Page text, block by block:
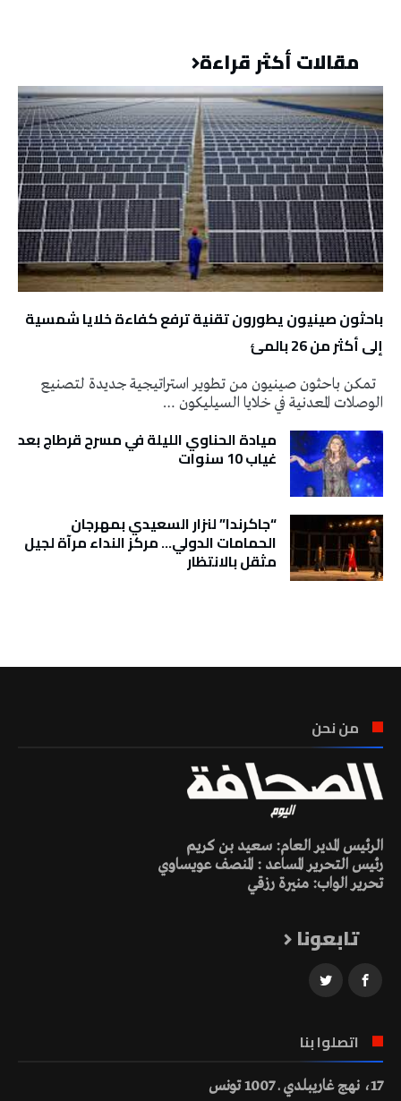
مقالات أكثر قراءة
باحثون صينيون يطورون تقنية ترفع كفاءة خلايا شمسية
إلى أكثر من 26 بالمئ
تمكن باحثون صينيون من تطوير استراتيجية جديدة لتصنيع
الوصلات المعدنية في خلايا السيليكون …
ميادة الحناوي الليلة في مسرح قرطاج بعد
غياب 10 سنوات
“جاكرندا” لنزار السعيدي بمهرجان
الحمامات الدولي… مركز النداء مرآة لجيل
مثقل بالانتظار
من نحن
الرئيس المدير العام: سعيد بن كريم
رئيس التحرير المساعد : المنصف عويساوي
تحرير الواب: منيرة رزقي
تابعونا
اتصلوا بنا
17، نهج غاريبلدي ـ 1007 تونس